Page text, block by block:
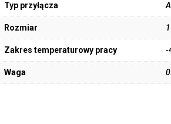
Typ przyłącza
Rozmiar
Zakres temperaturowy pracy -
Waga